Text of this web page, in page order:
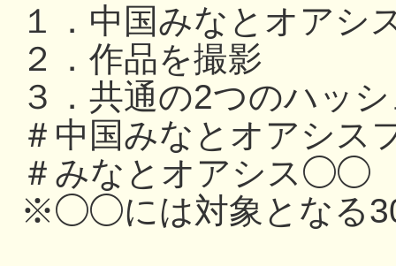
１．中国みなとオアシ
２．作品を撮影
３．共通の2つのハッ
＃中国みなとオアシス
＃みなとオアシス◯◯
※◯◯には対象となる